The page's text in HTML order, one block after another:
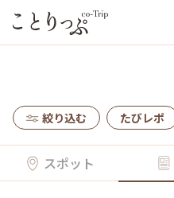
絞り込む たびレポ
スポット